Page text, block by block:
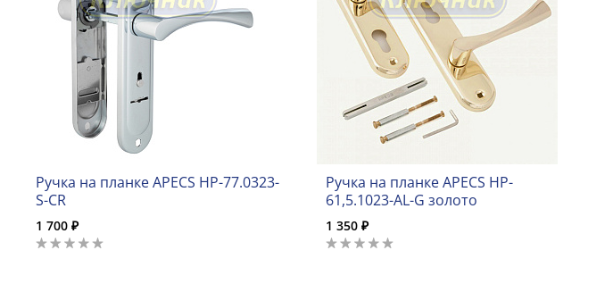
Ручка на планке APECS HP-77.0323-
S-CR
1 700 ₽
Ручка на планке APECS HP-
61,5.1023-AL-G золото
1 350 ₽